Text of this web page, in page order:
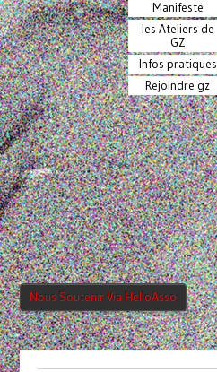
Manifeste
les Ateliers de
GZ
Infos pratiques
Rejoindre gz
Nous Soutenir Via HelloAsso